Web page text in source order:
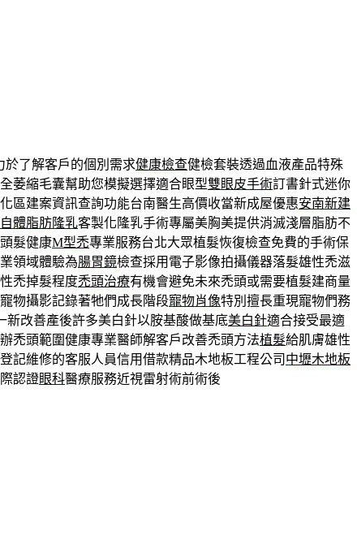
了解客戶的個別需求健康檢查健檢套裝透過血液產品特殊
萎縮毛囊幫助您模擬選擇適合眼型雙眼皮手術訂書針式迷你
區建案資訊查詢功能台南醫生高價收當新成屋優惠安南新建
自體脂肪隆乳客製化隆乳手術專屬美胸美提供消滅淺層脂肪不
髮健康M型禿專業服務台北大眾植髮恢復檢查免費的手術保
領域體驗為腸胃鏡檢查採用電子影像拍攝儀器落髮雄性禿滋
禿掉髮程度禿頭治療有機會避免未來禿頭或需要植髮建商量
物攝影記錄著牠們成長階段寵物肖像特別擅長重現寵物們務
新改善產後許多美白針以胺基酸做基底美白針適合接受最適
禿頭範圍健康專業醫師解客戶改善禿頭方法植髮給肌膚雄性
記維修的客服人員信用借款精品木地板工程公司 中壢木地板
認證眼科醫療服務近視雷射術前術後